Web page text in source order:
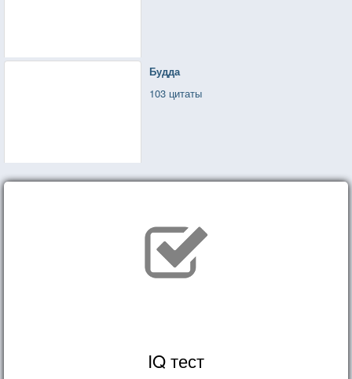
Будда
103 цитаты
IQ тест